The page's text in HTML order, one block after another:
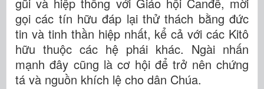
gũi và hiệp thông với Giáo hội Canđê, mời
gọi các tín hữu đáp lại thử thách bằng đức
tin và tinh thần hiệp nhất, kể cả với các Kitô
hữu thuộc các hệ phái khác. Ngài nhấn
mạnh đây cũng là cơ hội để trở nên chứng
tá và nguồn khích lệ cho dân Chúa.